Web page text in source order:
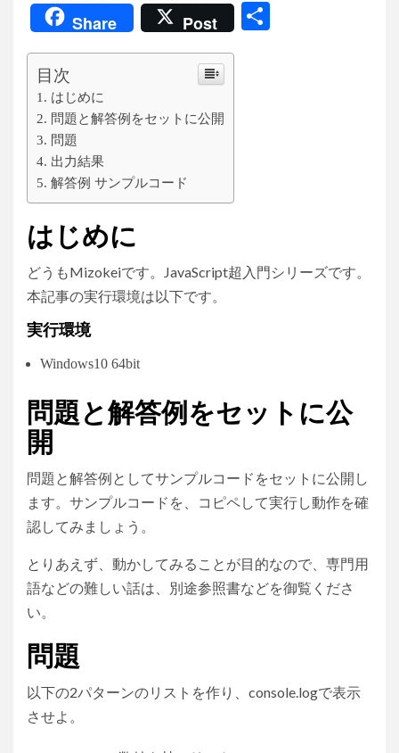
Share Post
目次
はじめに
問題と解答例をセットに公開
問題
出力結果
解答例 サンプルコード
はじめに
どうもMizokeiです。JavaScript超入門シリーズです。
本記事の実行環境は以下です。
実行環境
Windows10 64bit
問題と解答例をセットに公
開
問題と解答例としてサンプルコードをセットに公開し
ます。サンプルコードを、コピペして実行し動作を確
認してみましょう。
とりあえず、動かしてみることが目的なので、専門用
語などの難しい話は、別途参照書などを御覧くださ
い。
問題
以下の2パターンのリストを作り、console.logで表示
させよ。